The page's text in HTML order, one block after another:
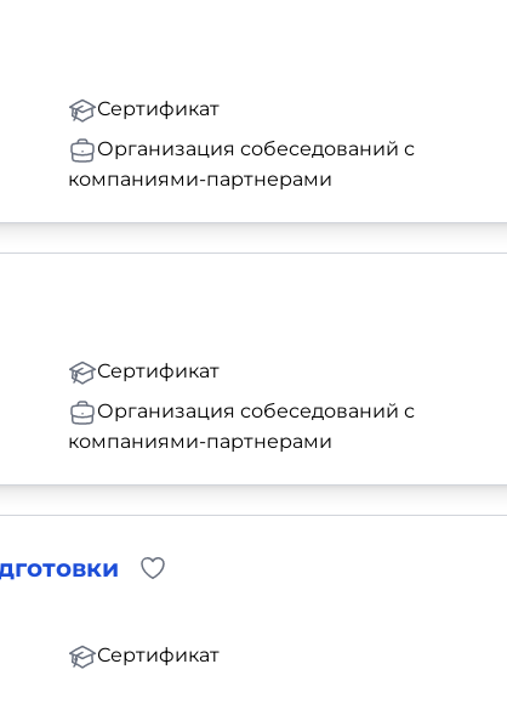
Сертификат
Организация собеседований с
компаниями-партнерами
Сертификат
Организация собеседований с
компаниями-партнерами
Сертификат